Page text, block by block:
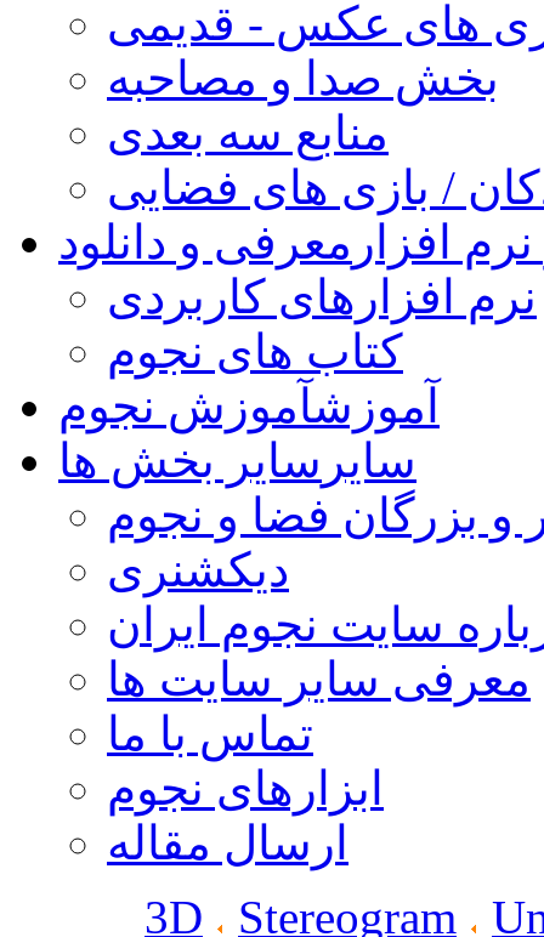
های عکس - قدیمی
بخش صدا و مصاحبه
منابع سه بعدی
/ بازی های فضایی
افزار معرفی و دانلود
نرم افزارهای کاربردی
کتاب های نجوم
آموزشآموزش نجوم
سایر سایر بخش ها
و بزرگان فضا و نجوم
دیکشنری
سایت نجوم ایران
معرفی سایر سایت ها
تماس با ما
ابزارهای نجوم
ارسال مقاله
3D
Stereogram